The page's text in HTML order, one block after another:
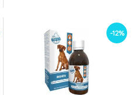
kvalitní oleje, bylinný
komplex a Astaxanthin, což
je v současnosti nejsilnější
známý antioxidant. Úlohou
antioxidantů je pohlcovat v
těle volné radikály, které h
-12%